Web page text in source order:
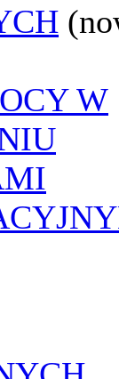
W